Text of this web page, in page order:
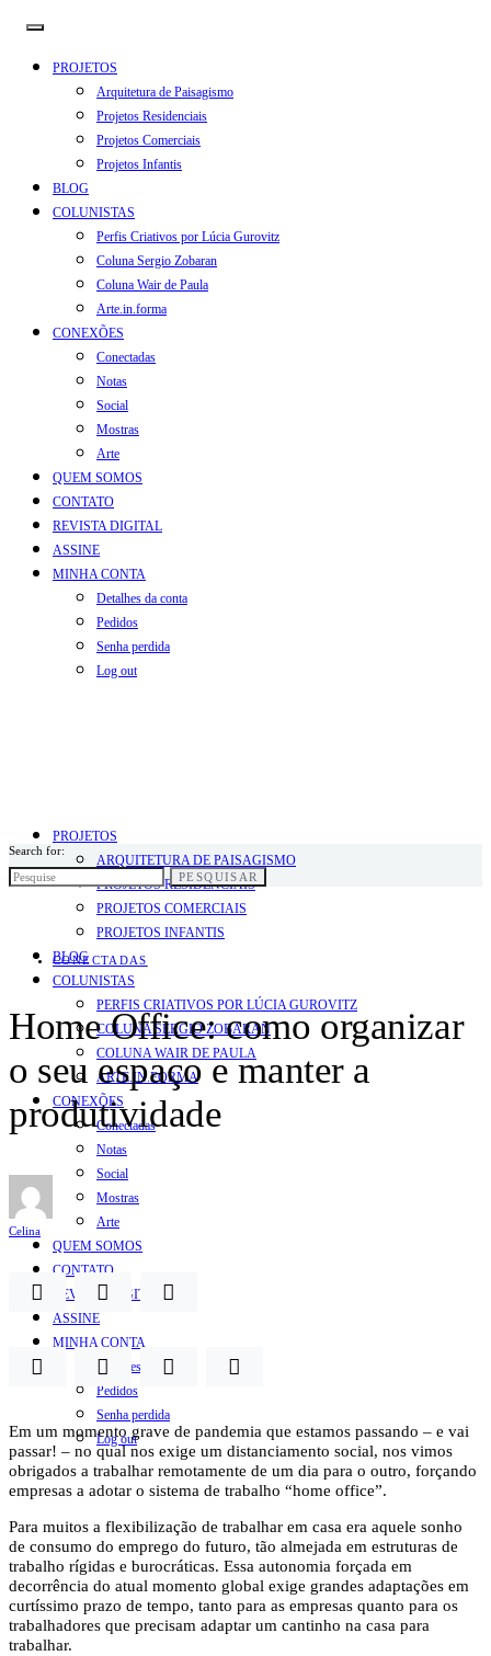
PROJETOS
Arquitetura de Paisagismo
Projetos Residenciais
Projetos Comerciais
Projetos Infantis
BLOG
COLUNISTAS
Perfis Criativos por Lúcia Gurovitz
Coluna Sergio Zobaran
Coluna Wair de Paula
Arte.in.forma
CONEXÕES
Conectadas
Notas
Social
Mostras
Arte
QUEM SOMOS
CONTATO
REVISTA DIGITAL
ASSINE
MINHA CONTA
Detalhes da conta
Pedidos
Senha perdida
Log out
PROJETOS
ARQUITETURA DE PAISAGISMO
PROJETOS RESIDENCIAIS
PROJETOS COMERCIAIS
PROJETOS INFANTIS
BLOG
COLUNISTAS
PERFIS CRIATIVOS POR LÚCIA GUROVITZ
COLUNA SERGIO ZOBARAN
COLUNA WAIR DE PAULA
ARTE.IN.FORMA
CONEXÕES
Conectadas
Notas
Social
Mostras
Arte
QUEM SOMOS
CONTATO
REVISTA DIGITAL
ASSINE
MINHA CONTA
Detalhes da conta
Pedidos
Senha perdida
Log out
Search for:
PESQUISAR
CONECTADAS
Home Office: como organizar
o seu espaço e manter a
produtividade
Celina
Em um momento grave de pandemia que estamos passando – e vai
passar! – no qual nos exige um distanciamento social, nos vimos
obrigados a trabalhar remotamente de um dia para o outro, forçando
empresas a adotar o sistema de trabalho “home office”.
Para muitos a flexibilização de trabalhar em casa era aquele sonho
de consumo do emprego do futuro, tão almejada em estruturas de
trabalho rígidas e burocráticas. Essa autonomia forçada em
decorrência do atual momento global exige grandes adaptações em
curtíssimo prazo de tempo, tanto para as empresas quanto para os
trabalhadores que precisam adaptar um cantinho na casa para
trabalhar.